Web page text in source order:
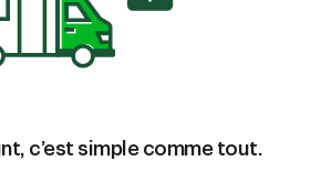
c’est simple comme tout.